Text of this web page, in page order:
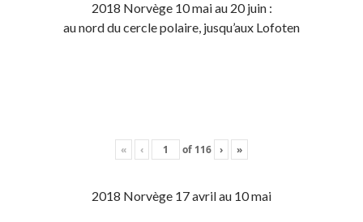
2018 Norvège 10 mai au 20 juin :
au nord du cercle polaire, jusqu’aux Lofoten
« ‹ of 116 › »
2018 Norvège 17 avril au 10 mai